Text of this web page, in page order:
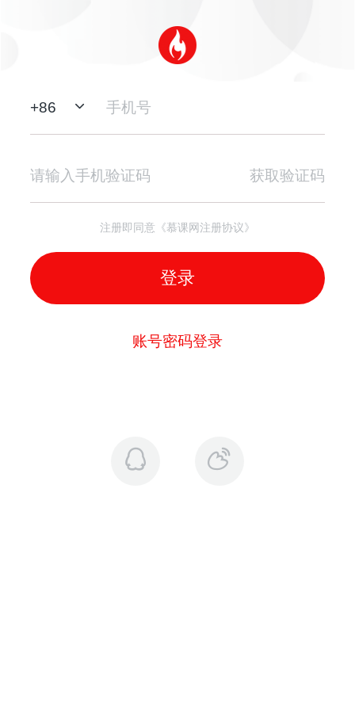
+86
获取验证码
注册即同意《慕课网注册协议》
登录
账号密码登录